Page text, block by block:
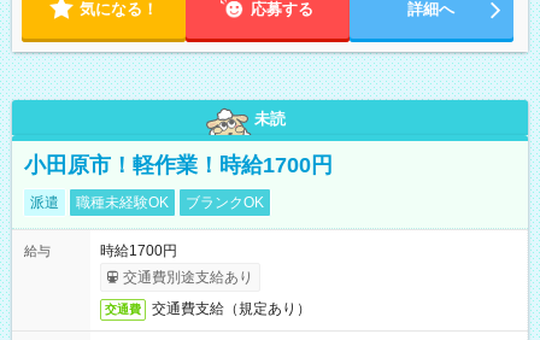
気になる！ 応募する 詳細へ
未読
小田原市！軽作業！時給1700円
派遣 職種未経験OK ブランクOK
給与
時給1700円
交通費別途支給あり
交通費 交通費支給（規定あり）